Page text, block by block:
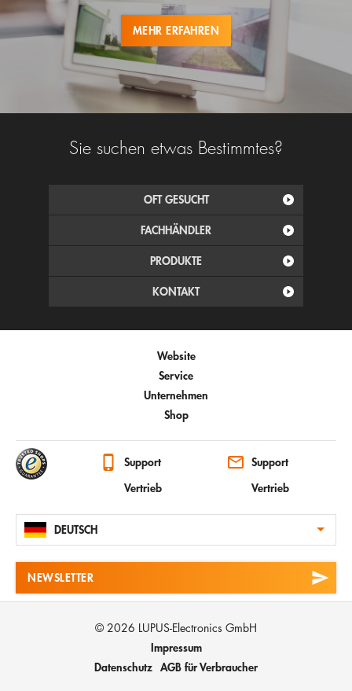
MEHR ERFAHREN
Sie suchen etwas Bestimmtes?
OFT GESUCHT
FACHHÄNDLER
PRODUKTE
KONTAKT
Website
Service
Unternehmen
Shop
Support
Vertrieb
Support
Vertrieb
DEUTSCH
NEWSLETTER
© 2026 LUPUS-Electronics GmbH
Impressum
Datenschutz AGB für Verbraucher